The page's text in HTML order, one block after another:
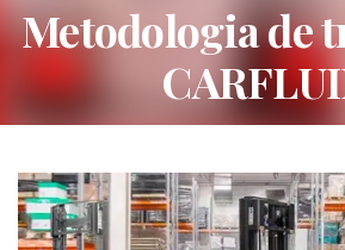
Metodologia de